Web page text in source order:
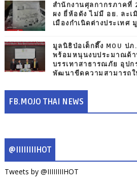
สำนักงานศุลกากรภาคที่
ผง ยี่ห้อดัง ไม่มี อย. ละเ
เมืองกำเนิดต่างประเทศ
มูลนิธิป่อเต็กตึ๊ง MOU ป
พร้อมหนุนงบประมาณด้
บรรเทาสาธารณภัย อุป
พัฒนาขีดความสามารถใ
FB.MOJO THAI NEWS
@IIIIIIIIHOT
Tweets by @IIIIIIIIHOT